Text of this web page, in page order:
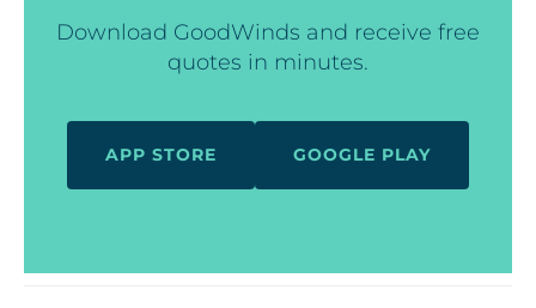
Download GoodWinds and receive free
quotes in minutes.
APP STORE GOOGLE PLAY